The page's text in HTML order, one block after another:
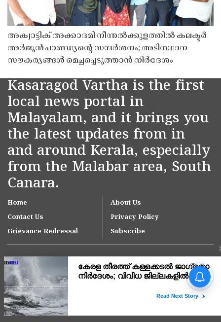
അക്വാട്ടിക് അക്കാദമി നീന്തൽക്കുളത്തിൽ കലക്ടർ
അർജുൻ പാണ്ഡ്യൻ്റെ സന്ദർശനം; അടിസ്ഥാന
സൗകര്യങ്ങൾ മെച്ചപ്പെടുത്താൻ നിർദേശം
Kasaragod Vartha is the first
local news portal in
Malayalam, and it brings you
the latest updates from in
and around Kerala, especially
from the Malabar area, South
Canara.
Home
About Us
Contact Us
Privacy Policy
Grievance Redressal
Subscribe
Copyright © 2007-
വാഹനം നിർത്തിയിട്ട്
ഉദ്യോഗസ്ഥർ
പൊലീസ് കാറിന് മുകളിൽ
അന്വേഷണം തുടങ്ങി